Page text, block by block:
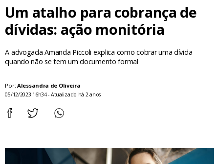
Um atalho para cobrança de
dívidas: ação monitória
A advogada Amanda Piccoli explica como cobrar uma dívida
quando não se tem um documento formal
Por: Alessandra de Oliveira
05/12/2023 16h34 - Atualizado há 2 anos